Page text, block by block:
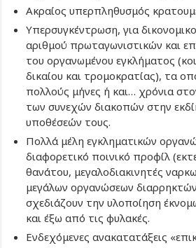
Ακραίος υπερπληθυσμός
Υπερσυγκέντρωση, για
αριθμού πρωταγωνιστικών και
του οργανωμένου εγκλήματος
δικαίου και τρομοκρατίας), τα
πολλούς μήνες ή και… χρόνια
των συνεχών διακοπών στην
υποθέσεών τους.
Πολλά μέλη εγκληματικών
διαφορετικό ποινικό προφίλ
θανάτου, μεγαλοδιακινητές
μεγάλων οργανώσεων
σχεδιάζουν την υλοποίηση
και έξω από τις φυλακές.
Ενδεχόμενες ανακατατάξεις